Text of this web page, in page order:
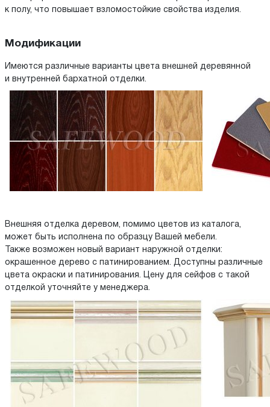
к полу, что повышает взломостойкие свойства изделия.
Модификации
Имеются различные варианты цвета внешней деревянной
и внутренней бархатной отделки.
Внешняя отделка деревом, помимо цветов из каталога,
может быть исполнена по образцу Вашей мебели.
Также возможен новый вариант наружной отделки:
окрашенное дерево с патинированием. Доступны различные
цвета окраски и патинирования. Цену для сейфов с такой
отделкой уточняйте у менеджера.